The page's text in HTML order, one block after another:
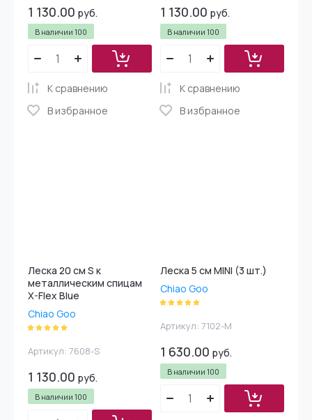
В наличии 100
1 130.00 руб.
К сравнению
В избранное
В наличии 100
1 130.00 руб.
К сравнению
В избранное
Леска 20 см S к
металлическим спицам
X-Flex Blue
Chiao Goo
Артикул: 7608-S
В наличии 100
1 130.00 руб.
Леска 5 см MINI (3 шт.)
Chiao Goo
Артикул: 7102-M
В наличии 100
1 630.00 руб.